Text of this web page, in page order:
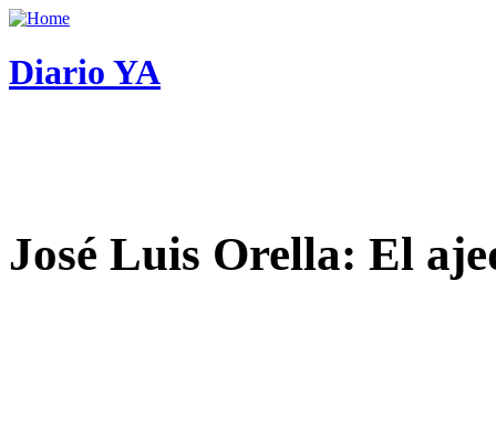
Diario YA
José Luis Orella: El